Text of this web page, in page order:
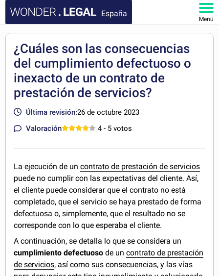
España
Menú
DOCUMENTOS
FAQ
MI CUENTA
¿Cuáles son las consecuencias
del cumplimiento defectuoso o
inexacto de un contrato de
prestación de servicios?
Última revisión:26 de octubre 2023
Valoración
4 - 5 votos
La ejecución de uncontrato de prestación de servicios
puede no cumplir con las expectativas del cliente. Así,
el cliente puede considerar que el contrato no está
completado, que el servicio se haya prestado de forma
defectuosa o, simplemente, que el resultado no se
corresponde con lo que esperaba el cliente.
A continuación, se detalla lo que se considera un
cumplimiento defectuoso de uncontrato de prestación
de servicios, así como sus consecuencias, y las vías